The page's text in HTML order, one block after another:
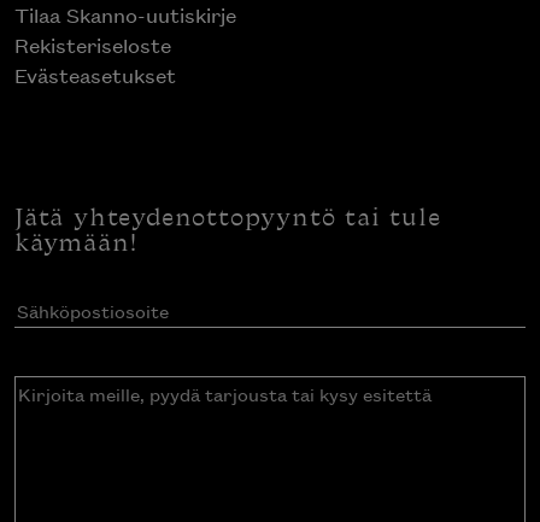
Tilaa Skanno-uutiskirje
Rekisteriseloste
Evästeasetukset
Jätä yhteydenottopyyntö tai tule
käymään!
Sähköpostiosoite(Pakollinen)
Kirjoita